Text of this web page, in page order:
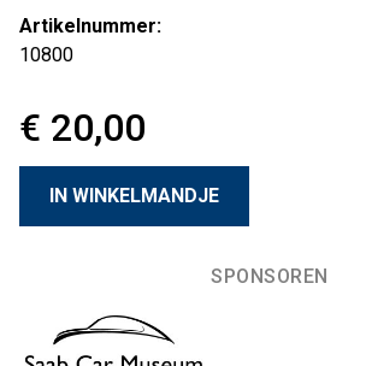
Artikelnummer:
10800
€ 20,00
SPONSOREN